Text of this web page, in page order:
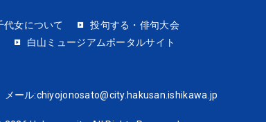
代女について
投句する・俳句大会
白山ミュージアムポータルサイト
メール:chiyojonosato@city.hakusan.ishikawa.jp